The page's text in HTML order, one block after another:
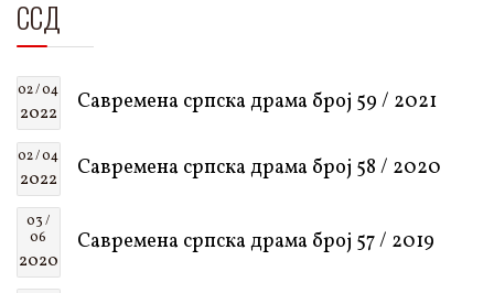
ССД
02 / 04
2022 Савремена српска драма број 59 / 2021
02 / 04
2022 Савремена српска драма број 58 / 2020
03 /
06
2020
Савремена српска драма број 57 / 2019